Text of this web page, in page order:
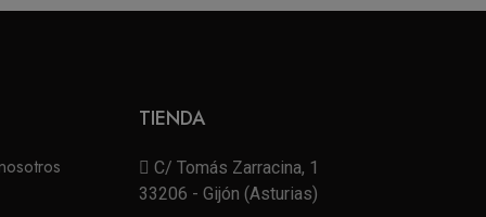
TIENDA
C/ Tomás Zarracina, 1
33206 - Gijón (Asturias)